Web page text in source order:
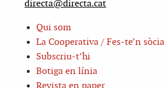
directa@directa.cat
Qui som
La Cooperativa / Fes-te’n sòcia
Subscriu-t’hi
Botiga en línia
Revista en paper